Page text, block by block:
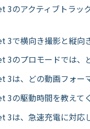
3のアクティブトラ
3で横向き撮影と縦向
3のプロモードでは
3は、どの動画フォー
3の駆動時間を教えて
3は、急速充電に対応